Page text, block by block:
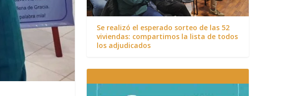
Se realizó el esperado sorteo de las 52
viviendas: compartimos la lista de todos
los adjudicados